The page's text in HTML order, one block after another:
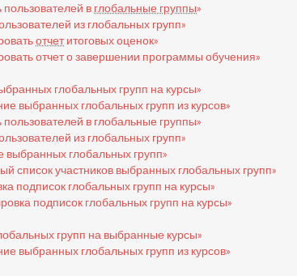
в глобальные группы»
из глобальных групп»
отчетитоговых оценок»
отчет о завершении программы обучения»
глобальных групп на курсы»
выбранных глобальных групп из курсов»
в глобальные группы»
из глобальных групп»
выбранных глобальных групп»
список участников выбранных глобальных групп»
подписок глобальных групп на курсы»
подписок глобальных групп на курсы»
групп на выбранные курсы»
выбранных глобальных групп из курсов»